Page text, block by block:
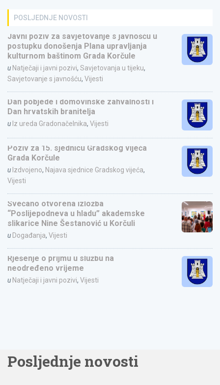
POSLJEDNJE NOVOSTI
Javni poziv za savjetovanje s javnošću u
postupku donošenja Plana upravljanja
kulturnom baštinom Grada Korčule
u Natječaji i javni pozivi, Savjetovanja u tijeku,
Savjetovanje s javnošću, Vijesti
Dan pobjede i domovinske zahvalnosti i
Dan hrvatskih branitelja
u Iz ureda Gradonačelnika, Vijesti
Poziv za 15. sjednicu Gradskog vijeća
Grada Korčule
u Izdvojeno, Najava sjednice Gradskog vijeća,
Vijesti
Svečano otvorena izložba
“Poslijepodneva u hladu” akademske
slikarice Nine Šestanović u Korčuli
u Događanja, Vijesti
Rješenje o prijmu u službu na
neodređeno vrijeme
u Natječaji i javni pozivi, Vijesti
Posljednje novosti